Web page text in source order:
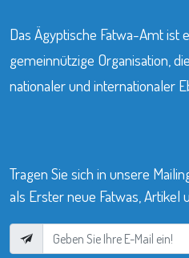
Das Ägyptische Fatwa-Amt ist
gemeinnützige Organisation,
nationaler und internationaler
Tragen Sie sich in unsere
als Erster neue Fatwas, Artikel